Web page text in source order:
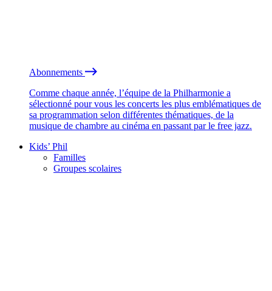
Abonnements
Comme chaque année, l’équipe de la Philharmonie a
sélectionné pour vous les concerts les plus emblématiques de
sa programmation selon différentes thématiques, de la
musique de chambre au cinéma en passant par le free jazz.
Kids’ Phil
Familles
Groupes scolaires